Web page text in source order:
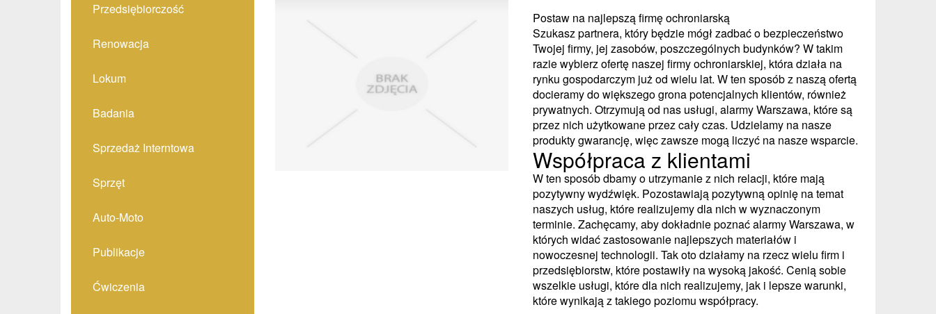
Przedsiębiorczość
Renowacja
Lokum
Badania
Sprzedaż Interntowa
Sprzęt
Auto-Moto
Publikacje
Ćwiczenia
Postaw na najlepszą firmę ochroniarską
Szukasz partnera, który będzie mógł zadbać o bezpieczeństwo
Twojej firmy, jej zasobów, poszczególnych budynków? W takim
razie wybierz ofertę naszej firmy ochroniarskiej, która działa na
rynku gospodarczym już od wielu lat. W ten sposób z naszą ofertą
docieramy do większego grona potencjalnych klientów, również
prywatnych. Otrzymują od nas usługi, alarmy Warszawa, które są
przez nich użytkowane przez cały czas. Udzielamy na nasze
produkty gwarancję, więc zawsze mogą liczyć na nasze wsparcie.
Współpraca z klientami
W ten sposób dbamy o utrzymanie z nich relacji, które mają
pozytywny wydźwięk. Pozostawiają pozytywną opinię na temat
naszych usług, które realizujemy dla nich w wyznaczonym
terminie. Zachęcamy, aby dokładnie poznać alarmy Warszawa, w
których widać zastosowanie najlepszych materiałów i
nowoczesnej technologii. Tak oto działamy na rzecz wielu firm i
przedsiębiorstw, które postawiły na wysoką jakość. Cenią sobie
wszelkie usługi, które dla nich realizujemy, jak i lepsze warunki,
które wynikają z takiego poziomu współpracy.